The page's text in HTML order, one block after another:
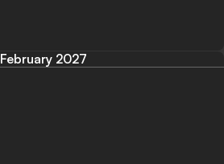
February 2027